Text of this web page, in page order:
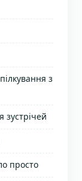
з
зустрічей
просто